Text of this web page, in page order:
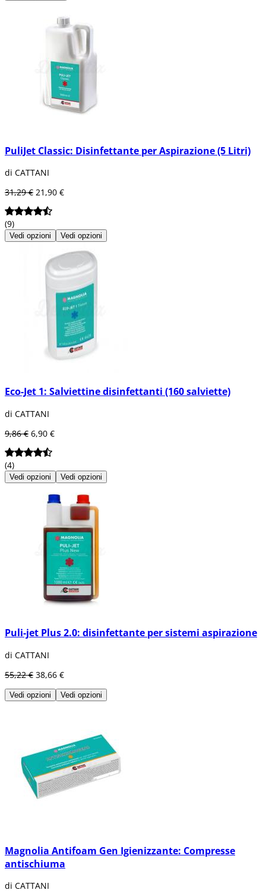
PuliJet Classic: Disinfettante per Aspirazione (5 Litri)
di CATTANI
31,29 € 21,90 €
(9)
Vedi opzioni Vedi opzioni
Eco-Jet 1: Salviettine disinfettanti (160 salviette)
di CATTANI
9,86 € 6,90 €
(4)
Vedi opzioni Vedi opzioni
Puli-jet Plus 2.0: disinfettante per sistemi aspirazione
di CATTANI
55,22 € 38,66 €
Vedi opzioni Vedi opzioni
Magnolia Antifoam Gen Igienizzante: Compresse
antischiuma
di CATTANI